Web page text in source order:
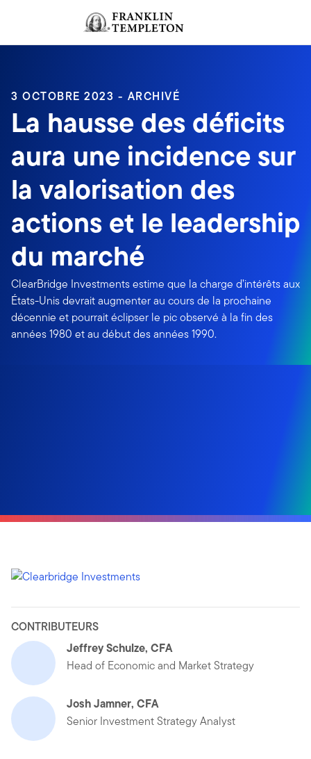
Header menu toggle
Ouverture de session
3 OCTOBRE 2023 - ARCHIVÉ
La hausse des déficits
aura une incidence sur
la valorisation des
actions et le leadership
du marché
ClearBridge Investments estime que la charge d’intérêts aux
États-Unis devrait augmenter au cours de la prochaine
décennie et pourrait éclipser le pic observé à la fin des
années 1980 et au début des années 1990.
CONTRIBUTEURS
Jeffrey Schulze, CFA
Head of Economic and Market Strategy
Josh Jamner, CFA
Senior Investment Strategy Analyst